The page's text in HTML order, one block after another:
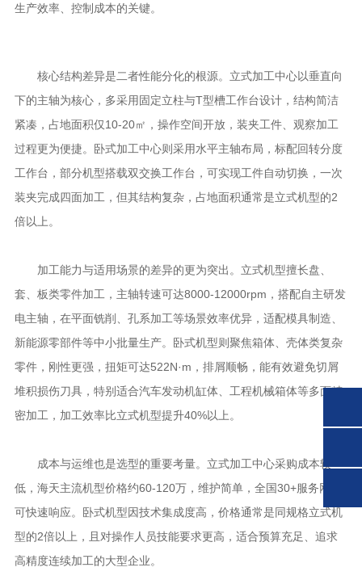
生产效率、控制成本的关键。
核心结构差异是二者性能分化的根源。立式加工中心以垂直向
下的主轴为核心，多采用固定立柱与T型槽工作台设计，结构简洁
紧凑，占地面积仅10-20㎡，操作空间开放，装夹工件、观察加工
过程更为便捷。卧式加工中心则采用水平主轴布局，标配回转分度
工作台，部分机型搭载双交换工作台，可实现工件自动切换，一次
装夹完成四面加工，但其结构复杂，占地面积通常是立式机型的2
倍以上。
加工能力与适用场景的差异的更为突出。立式机型擅长盘、
套、板类零件加工，主轴转速可达8000-12000rpm，搭配自主研发
电主轴，在平面铣削、孔系加工等场景效率优异，适配模具制造、
新能源零部件等中小批量生产。卧式机型则聚焦箱体、壳体类复杂
零件，刚性更强，扭矩可达522N·m，排屑顺畅，能有效避免切屑
堆积损伤刀具，特别适合汽车发动机缸体、工程机械箱体等多面精
密加工，加工效率比立式机型提升40%以上。
成本与运维也是选型的重要考量。立式加工中心采购成本较
低，海天主流机型价格约60-120万，维护简单，全国30+服务网点
可快速响应。卧式机型因技术集成度高，价格通常是同规格立式机
型的2倍以上，且对操作人员技能要求更高，适合预算充足、追求
高精度连续加工的大型企业。